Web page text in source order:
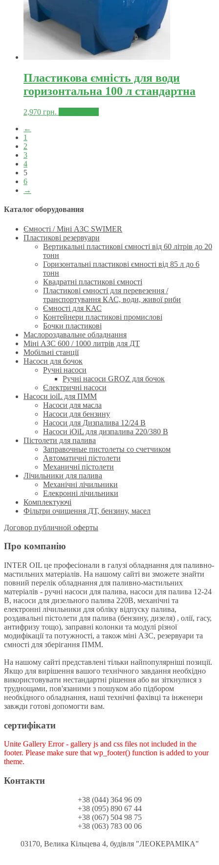
Пластикова ємність для води
горизонтальна 100 л стандартна
2,970 грн.
←
1
2
3
4
5
6
→
Каталог оборудования
Ємності / Міні АЗС SWIMER
Пластикові резервуари
Вертикальні пластикові ємності від 60 літрів до 20
тонн
Горизонтальні пластикові ємності від 85 л до 6
тонн
Квадратні пластикові ємності
Пластикові ємності для перевезення /
транспортування КАС, води, живої риби
Ємності для КАС
Контейнери пластикові промислові
Бочки пластикові
Маслороздавальне обладнання
Міні АЗС 600 / 1000 литрів для ДТ
Мобільні станції
Насоси для бочок
Ручнi насоси
Ручні насоси GROZ для бочок
Єлектричні насоси
Насоси ioiL для ПММ
Насоси для масла
Насоси для бензину
Насоси для Дизпалива 12/24 B
Насоси iOiL для дизпалива 220/380 B
Пістолети для палива
Заправочные пистолеты со счетчиком
Автоматичні пістолети
Механичні пістолети
Лічильники для палива
Механічні лічильники
Елекронні лічильники
Комплектуючі
Фільтри очищення ДТ, бензину, масел
Договор публичной оферты
Про компанію
INTER OIL це професіонали в галузі обладнання для паливно-
мастильних матеріалів. На нашому сайті ви зможете знайти
повний перелік обладнання для паливно-мастильних
матеріалів - ручні насоси для палива, насоси для палива 12-24
В, насоси для дизельного палива 220В, механічні та
електронні лічильники для обліку відпуску палива,
роздавальні пістолети для палива (бензину, дизеля) , олії, гасу,
антифризу тощо), заправні колонки та модулі різної
модифікації та потужності, а також міні АЗС, резервуари та
ємності для зберігання ПММ.
На нашому сайті представлені тільки найпопулярніші позиції.
Якщо для вирішення вашого технічного завдання необхідно
використовувати нестандартні рішення або ви зіткнулися з
труднощами, пов'язаними з пошуком або підбором
необхідного обладнання, наші технічні фахівці та інженери
завжди готові допомогти вам.
сертифікати
Unite Gallery Error - gallery js and css files not included in the
footer. Please make sure that wp_footer() function is added to your
theme.
Контакти
+38 (044) 364 96 09
+38 (095) 890 67 44
+38 (067) 504 98 75
+38 (063) 783 00 06
03170, Велика Кільцева 4, будівля "ЛЕОКЕРАМІКА"